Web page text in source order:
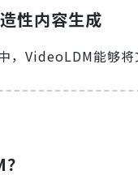
性内容生成
VideoLDM能够将